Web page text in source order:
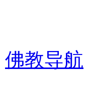
佛教导航